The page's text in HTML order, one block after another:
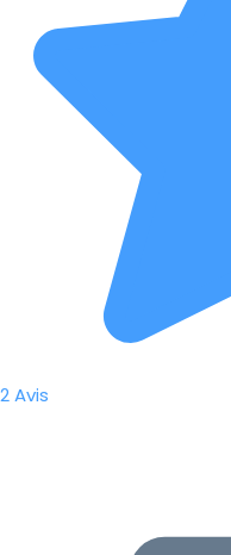
2 Avis